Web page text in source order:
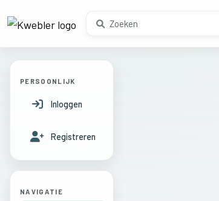
PERSOONLIJK
Inloggen
Registreren
NAVIGATIE